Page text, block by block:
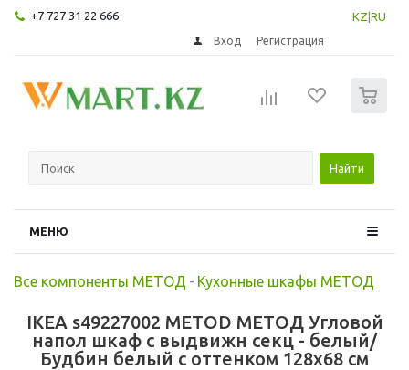
+7 727 31 22 666 KZ RU
Вход Регистрация
Найти
МЕНЮ
Все компоненты МЕТОД - Кухонные шкафы МЕТОД
IKEA s49227002 METOD МЕТОД Угловой
напол шкаф с выдвижн секц - белый/
Будбин белый с оттенком 128x68 см